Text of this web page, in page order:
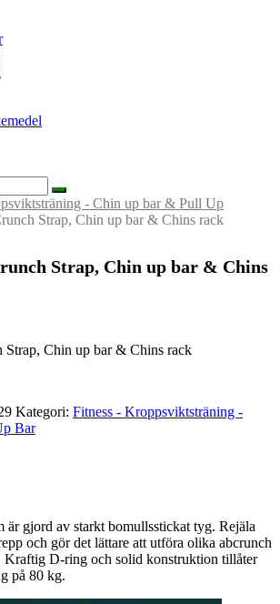
- Chin up bar & Pull Up
Strap, Chin up bar & Chins rack
Strap, Chin up bar & Chins
Chin up bar & Chins rack
Kategori: Fitness - Kroppsviktsträning -
Bar
är gjord av starkt bomullsstickat tyg. Rejäla
och gör det lättare att utföra olika abcrunch
Kraftig D-ring och solid konstruktion tillåter
på 80 kg.